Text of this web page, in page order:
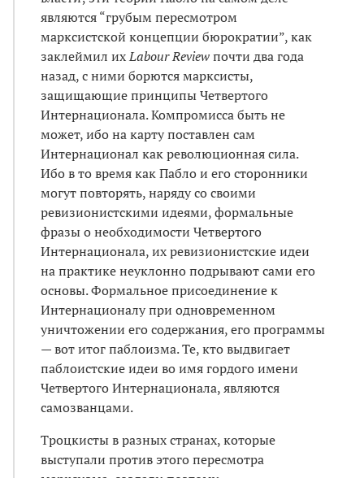
являются “грубым пересмотром
марксистской концепции бюрократии”, как
заклеймил ихLabour Reviewпочти два года
назад, с ними борются марксисты,
защищающие принципы Четвертого
Интернационала. Компромисса быть не
может, ибо на карту поставлен сам
Интернационал как революционная сила.
Ибо в то время как Пабло и его сторонники
могут повторять, наряду со своими
ревизионистскими идеями, формальные
фразы о необходимости Четвертого
Интернационала, их ревизионистские идеи
на практике неуклонно подрывают сами его
основы. Формальное присоединение к
Интернационалу при одновременном
уничтожении его содержания, его программы
— вот итог паблоизма. Те, кто выдвигает
паблоистские идеи во имя гордого имени
Четвертого Интернационала, являются
самозванцами.
Троцкисты в разных странах, которые
выступали против этого пересмотра